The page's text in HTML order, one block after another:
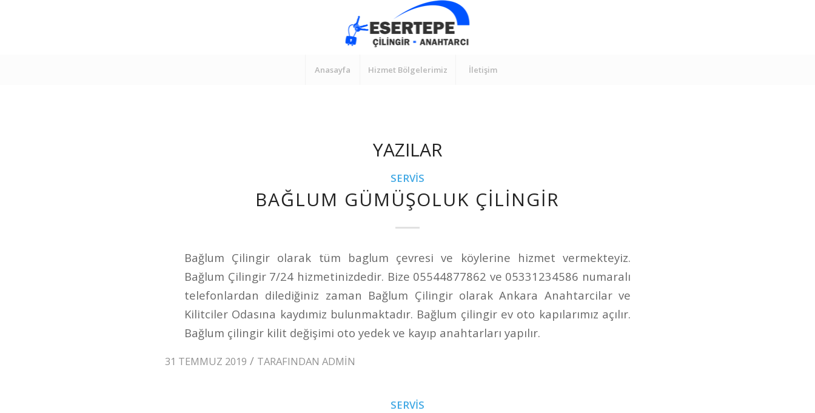
Anasayfa Hizmet Bölgelerimiz İletişim
YAZILAR
SERVIS
BAĞLUM GÜMÜŞOLUK ÇILINGIR
Bağlum Çilingir olarak tüm baglum çevresi ve köylerine hizmet vermekteyiz.
Bağlum Çilingir 7/24 hizmetinizdedir. Bize 05544877862 ve 05331234586 numaralı
telefonlardan dilediğiniz zaman Bağlum Çilingir olarak Ankara Anahtarcilar ve
Kilitciler Odasına kaydımiz bulunmaktadır. Bağlum çilingir ev oto kapılarımız açılır.
Bağlum çilingir kilit değişimi oto yedek ve kayıp anahtarları yapılır.
31 TEMMUZ 2019 / TARAFINDAN ADMIN
SERVIS